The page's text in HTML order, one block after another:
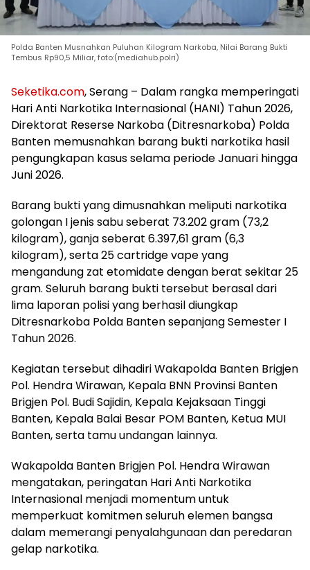
Polda Banten Musnahkan Puluhan Kilogram Narkoba, Nilai Barang Bukti
Tembus Rp90,5 Miliar, foto:(mediahub.polri)
Seketika.com, Serang – Dalam rangka memperingati
Hari Anti Narkotika Internasional (HANI) Tahun 2026,
Direktorat Reserse Narkoba (Ditresnarkoba) Polda
Banten memusnahkan barang bukti narkotika hasil
pengungkapan kasus selama periode Januari hingga
Juni 2026.
Barang bukti yang dimusnahkan meliputi narkotika
golongan I jenis sabu seberat 73.202 gram (73,2
kilogram), ganja seberat 6.397,61 gram (6,3
kilogram), serta 25 cartridge vape yang
mengandung zat etomidate dengan berat sekitar 25
gram. Seluruh barang bukti tersebut berasal dari
lima laporan polisi yang berhasil diungkap
Ditresnarkoba Polda Banten sepanjang Semester I
Tahun 2026.
Kegiatan tersebut dihadiri Wakapolda Banten Brigjen
Pol. Hendra Wirawan, Kepala BNN Provinsi Banten
Brigjen Pol. Budi Sajidin, Kepala Kejaksaan Tinggi
Banten, Kepala Balai Besar POM Banten, Ketua MUI
Banten, serta tamu undangan lainnya.
Wakapolda Banten Brigjen Pol. Hendra Wirawan
mengatakan, peringatan Hari Anti Narkotika
Internasional menjadi momentum untuk
memperkuat komitmen seluruh elemen bangsa
dalam memerangi penyalahgunaan dan peredaran
gelap narkotika.